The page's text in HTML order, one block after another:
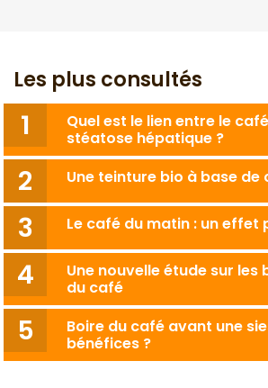
Les plus consultés
Quel est le lien entre le
stéatose hépatique ?
Une teinture bio à base de
Le café du matin : un effet
Une nouvelle étude sur les
du café
Boire du café avant une
bénéfices ?